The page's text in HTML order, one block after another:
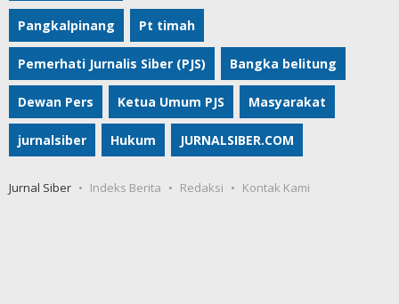
Pangkalpinang Pt timah
Pemerhati Jurnalis Siber (PJS) Bangka belitung
Dewan Pers Ketua Umum PJS Masyarakat
jurnalsiber Hukum JURNALSIBER.COM
Jurnal Siber Indeks Berita Redaksi Kontak Kami